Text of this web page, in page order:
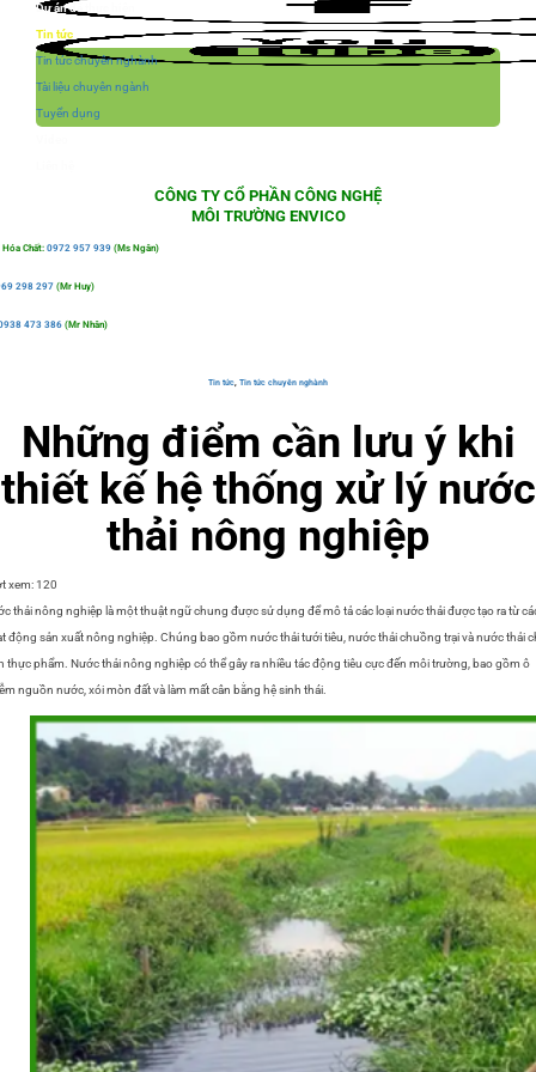
Dự án đã thực hiện
Tin tức
Tin tức chuyên nghành
Tài liệu chuyên ngành
Tuyển dụng
CÔNG TY CỔ PHẦN CÔNG NGHỆ
MÔI TRƯỜNG ENVICO
Chất: 0972 957 939 (Ms Ngân)
298 297 (Mr Huy)
473 386 (Mr Nhân)
Tin tức, Tin tức chuyên nghành
Những điểm cần lưu ý khi
thiết kế hệ thống xử lý nước
thải nông nghiệp
xem: 120
thải nông nghiệp là một thuật ngữ chung được sử dụng để mô tả các loại nước thải được tạo ra từ
động sản xuất nông nghiệp. Chúng bao gồm nước thải tưới tiêu, nước thải chuồng trại và nước thải
thực phẩm. Nước thải nông nghiệp có thể gây ra nhiều tác động tiêu cực đến môi trường, bao gồm ô
nguồn nước, xói mòn đất và làm mất cân bằng hệ sinh thái.